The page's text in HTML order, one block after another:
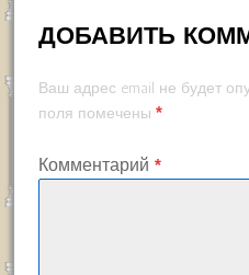
ДОБАВИТЬ
Ваш адрес email не будет
поля помечены *
Комментарий *